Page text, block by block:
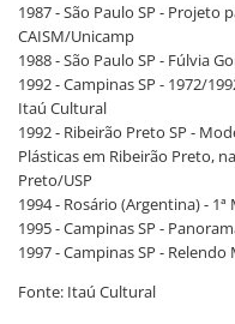
1987 - São Paulo SP -
CAISM/Unicamp
1988 - São Paulo SP - Fúlvia
1992 - Campinas SP - 1972/
Itaú Cultural
1992 - Ribeirão Preto SP -
Plásticas em Ribeirão Preto,
Preto/USP
1994 - Rosário (Argentina) -
1995 - Campinas SP -
1997 - Campinas SP -
Fonte: Itaú Cultural